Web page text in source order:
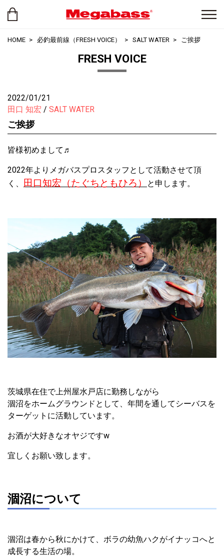
HOME 必釣最前線（FRESH VOICE） SALT WATER ご挨拶
FRESH VOICE
2022/01/21
田口 知宏
SALT WATER
ご挨拶
皆様初めまして♬
2022年よりメガバスプロスタッフとして活動させて頂
く、
田口知宏（たぐちともひろ） と申します。
茨城県在住で上州屋水戸店に勤務しながら
涸沼をホームグラウンドとして、年間を通してシーバスを
ターゲットに活動しています。
お酒が大好きなオヤジですw
宜しくお願い致します。
涸沼について
涸沼は春から秋にかけて、ボラの幼魚ハクがイナッコへと
成長する生活の場。